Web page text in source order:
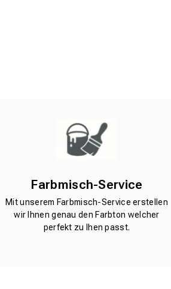
Farbmisch-Service
Mit unserem Farbmisch-Service erstellen
wir Ihnen genau den Farbton welcher
perfekt zu Ihen passt.